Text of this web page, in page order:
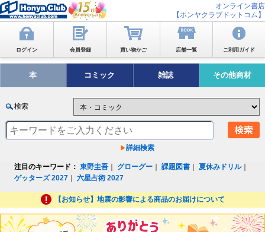
オンライン書店
【ホンヤクラブドットコム】
ログイン 会員登録 買い物かご 店舗一覧 ご利用ガイド
本 コミック 雑誌 その他商材
検索
詳細検索
注目のキーワード： 東野圭吾 グローグー ｜課題図書 ｜夏休みドリル｜
ゲッターズ 2027 ｜六星占術 2027
【お知らせ】地震の影響による商品のお届けについて